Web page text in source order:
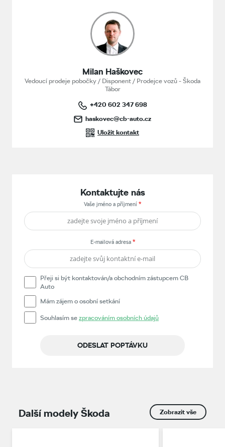
Milan Haškovec
Vedoucí prodeje pobočky / Disponent / Prodejce vozů - Škoda
Tábor
+420 602 347 698
haskovec@cb-auto.cz
Uložit kontakt
Kontaktujte nás
Vaše jméno a příjmení
E-mailová adresa
Přeji si být kontaktován/a obchodním zástupcem CB
Auto
Mám zájem o osobní setkání
Souhlasím se zpracováním osobních údajů
ODESLAT POPTÁVKU
Další modely Škoda Zobrazit vše